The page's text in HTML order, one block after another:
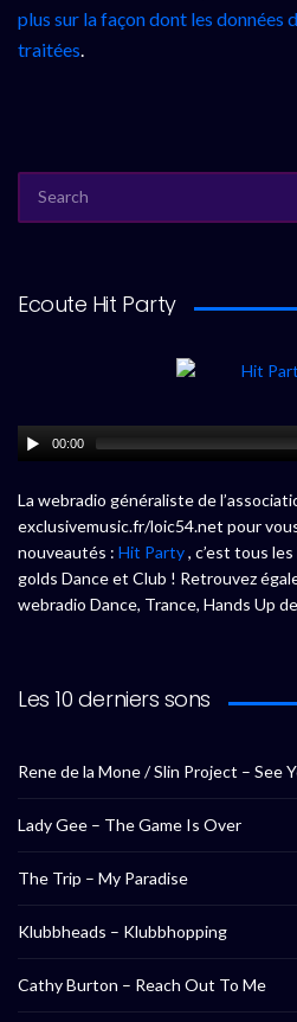
plus sur la façon dont les données
traitées.
FOR:
Ecoute Hit Party
00:00
La webradio généraliste de
exclusivemusic.fr/loic54.net pour
nouveautés : Hit Party, c’est tous
golds Dance et Club ! Retrouvez
webradio Dance, Trance, Hands Up
Les 10 derniers sons
Rene de la Mone / Slin Project – See
Lady Gee – The Game Is Over
The Trip – My Paradise
Klubbheads – Klubbhopping
Cathy Burton – Reach Out To Me